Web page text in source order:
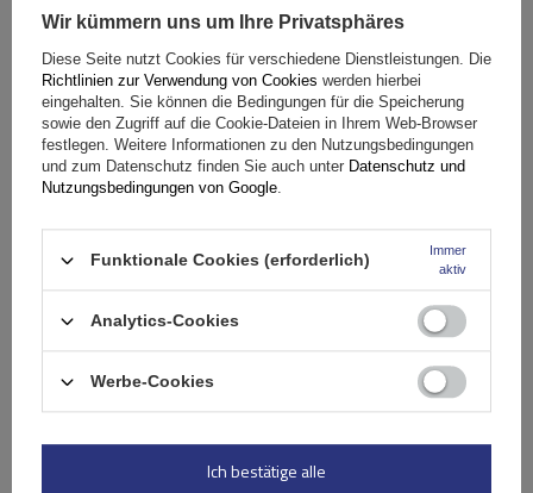
Peruzzo Firenze 2 E-Bike – Heckklappen-Fahrradträger
Maximales Fahrradgewicht:
22,5 kg
Nutzlast der Haltebügel:
45 kg
kompatibel mit Elektrofahrrädern
Aluminiumkonstruktion
Wir kümmern uns um Ihre Privatsphäres
Diese Seite nutzt Cookies für verschiedene Dienstleistungen. Die
Richtlinien zur Verwendung von Cookies werden hierbei
eingehalten. Sie können die Bedingungen für die Speicherung
sowie den Zugriff auf die Cookie-Dateien in Ihrem Web-Browser
festlegen. Weitere Informationen zu den Nutzungsbedingungen
und zum Datenschutz finden Sie auch unter Datenschutz und
Nutzungsbedingungen von Google.
Funktionale Cookies (erforderlich)
Immer
aktiv
Analytics-Cookies
Werbe-Cookies
Ich bestätige alle